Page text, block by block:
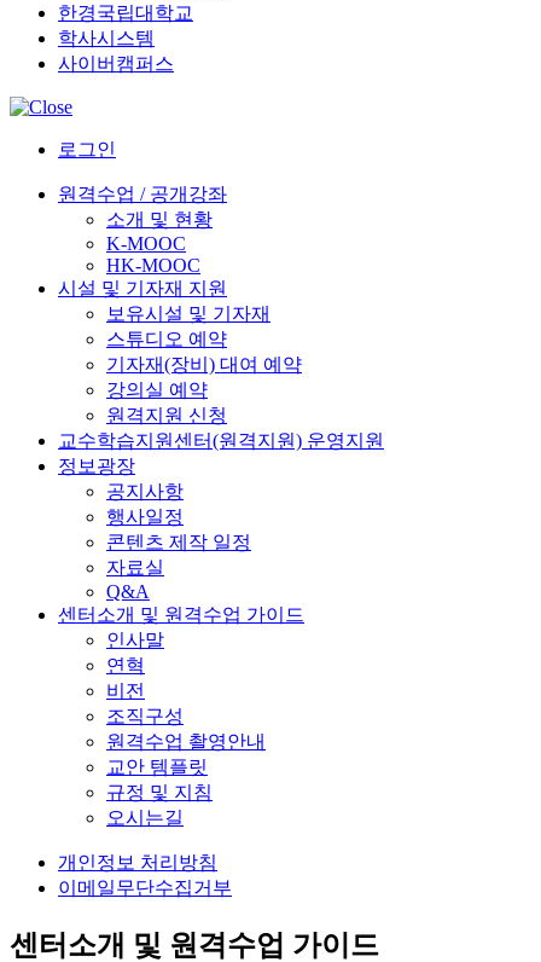
한경국립대학교
학사시스템
사이버캠퍼스
로그인
원격수업 / 공개강좌
소개 및 현황
K-MOOC
HK-MOOC
시설 및 기자재 지원
보유시설 및 기자재
스튜디오 예약
기자재(장비) 대여 예약
강의실 예약
원격지원 신청
교수학습지원센터(원격지원) 운영지원
정보광장
공지사항
행사일정
콘텐츠 제작 일정
자료실
Q&A
센터소개 및 원격수업 가이드
인사말
연혁
비전
조직구성
원격수업 촬영안내
교안 템플릿
규정 및 지침
오시는길
개인정보 처리방침
이메일무단수집거부
센터소개 및 원격수업 가이드